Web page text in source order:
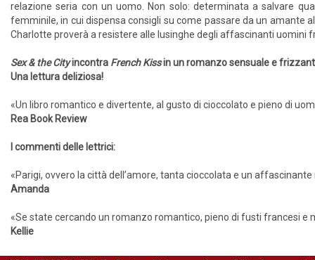
relazione seria con un uomo. Non solo: determinata a salvare
femminile, in cui dispensa consigli su come passare da un amante
Charlotte proverà a resistere alle lusinghe degli affascinanti uomini
Sex & the Cityincontra French Kissin un romanzo sensuale e
Una lettura deliziosa!
«Un libro romantico e divertente, al gusto di cioccolato e pieno di
Rea Book Review
I commenti delle lettrici:
«Parigi, ovvero la città dell’amore, tanta cioccolata e un
Amanda
«Se state cercando un romanzo romantico, pieno di fusti francesi e
Kellie